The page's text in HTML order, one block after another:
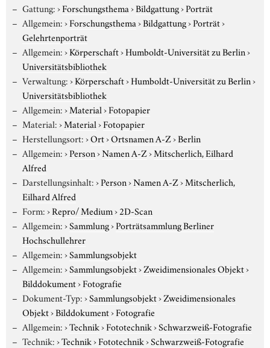
Gattung:›Forschungsthema›Bildgattung›Porträt
Allgemein:›Forschungsthema›Bildgattung›Porträt›
Gelehrtenporträt
Allgemein:›Körperschaft›Humboldt-Universität zu Berlin›
Universitätsbibliothek
Verwaltung:›Körperschaft›Humboldt-Universität zu Berlin›
Universitätsbibliothek
Allgemein:›Material›Fotopapier
Material:›Material›Fotopapier
Herstellungsort:›Ort›Ortsnamen A-Z›Berlin
Allgemein:›Person›Namen A-Z›Mitscherlich, Eilhard
Alfred
Darstellungsinhalt:›Person›Namen A-Z›Mitscherlich,
Eilhard Alfred
Form:›Repro/ Medium›2D-Scan
Allgemein:›Sammlung›Porträtsammlung Berliner
Hochschullehrer
Allgemein:›Sammlungsobjekt
Allgemein:›Sammlungsobjekt›Zweidimensionales Objekt›
Bilddokument›Fotografie
Dokument-Typ:›Sammlungsobjekt›Zweidimensionales
Objekt›Bilddokument›Fotografie
Allgemein:›Technik›Fototechnik›Schwarzweiß-Fotografie
Technik:›Technik›Fototechnik›Schwarzweiß-Fotografie